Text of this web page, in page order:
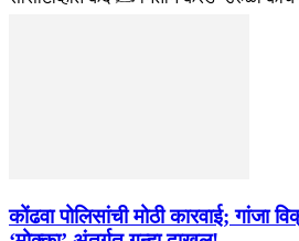
कोंढवा पोलिसांची मोठी कारवाई; गांजा